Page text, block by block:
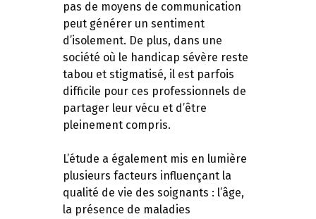
pas de moyens de communication
peut générer un sentiment
d’isolement. De plus, dans une
société où le handicap sévère reste
tabou et stigmatisé, il est parfois
difficile pour ces professionnels de
partager leur vécu et d’être
pleinement compris.
L’étude a également mis en lumière
plusieurs facteurs influençant la
qualité de vie des soignants : l’âge,
la présence de maladies